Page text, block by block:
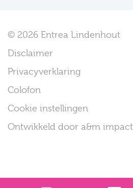
© 2026 Entrea Lindenhout
Disclaimer
Privacyverklaring
Colofon
Cookie instellingen
Ontwikkeld door a&m impact